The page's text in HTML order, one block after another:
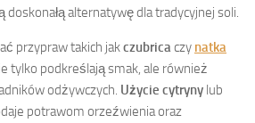
doskonałą alternatywę dla tradycyjnej soli.
przypraw takich jakczubricaczy natka
tylko podkreślają smak, ale również
odżywczych. Użycie cytryny lub
potrawom orzeźwienia oraz